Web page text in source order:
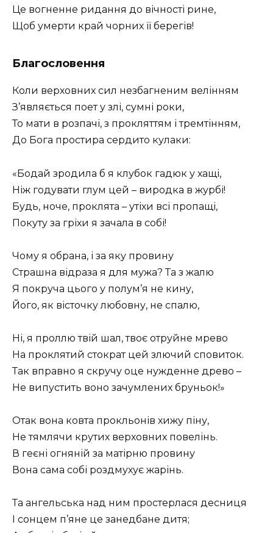
Це вогненне ридання до вічності рине,
Щоб умерти край чорних її берегів!
Благословення
Коли верховних сил незбагненим велінням
З’являється поет у злі, сумні роки,
То мати в розпачі, з прокляттям і тремтінням,
До Бога простира сердито кулаки:
«Бодай зродила б я клубок гадюк у хащі,
Ніж годувати глум цей – виродка в журбі!
Будь, ноче, проклята – утіхи всі пропащі,
Покуту за гріхи я зачала в собі!
Чому я обрана, і за яку провину
Страшна відраза я для мужа? Та з жалю
Я покруча цього у полум’я не кину,
Його, як вісточку любовну, не спалю,
Ні, я проллю твій шал, твоє отруйне мрево
На проклятий стократ цей злючий сповиток.
Так вправно я скручу оце нужденне древо –
Не випустить воно зачумлених бруньок!»
Отак вона ковта прокльонів хижу піну,
Не тямлячи крутих верховних повелінь.
В геєні огняній за матірню провину
Вона сама собі роздмухує жарінь.
Та ангельська над ним простерлася десниця
I сонцем п’яне це занедбане дитя;